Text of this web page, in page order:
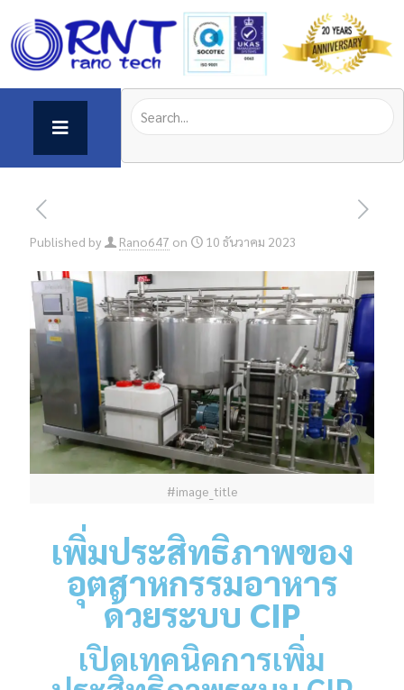
Published by Rano647 on 10 ธันวาคม 2023
#image_title
เพิ่มประสิทธิภาพของ
อุตสาหกรรมอาหาร
ด้วยระบบ CIP
เปิดเทคนิคการเพิ่ม